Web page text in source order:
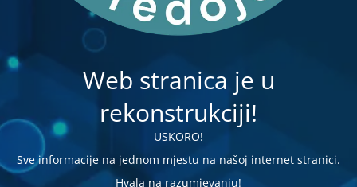
Web stranica je u
rekonstrukciji!
USKORO!
Sve informacije na jednom mjestu na našoj internet stranici.
Hvala na razumjevanju!